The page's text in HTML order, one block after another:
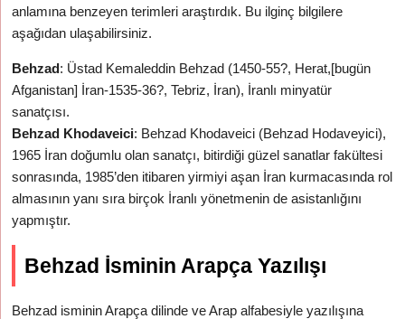
anlamına benzeyen terimleri araştırdık. Bu ilginç bilgilere
aşağıdan ulaşabilirsiniz.
Behzad: Üstad Kemaleddin Behzad (1450-55?, Herat,[bugün
Afganistan] İran-1535-36?, Tebriz, İran), İranlı minyatür
sanatçısı.
Behzad Khodaveici: Behzad Khodaveici (Behzad Hodaveyici),
1965 İran doğumlu olan sanatçı, bitirdiği güzel sanatlar fakültesi
sonrasında, 1985’den itibaren yirmiyi aşan İran kurmacasında rol
almasının yanı sıra birçok İranlı yönetmenin de asistanlığını
yapmıştır.
Behzad İsminin Arapça Yazılışı
Behzad isminin Arapça dilinde ve Arap alfabesiyle yazılışına